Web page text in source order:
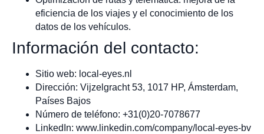
eficiencia de los viajes y el conocimiento de los
datos de los vehículos.
Información del contacto:
Sitio web: local-eyes.nl
Dirección: Vijzelgracht 53, 1017 HP, Ámsterdam,
Países Bajos
Número de teléfono: +31(0)20-7078677
LinkedIn: www.linkedin.com/company/local-eyes-bv